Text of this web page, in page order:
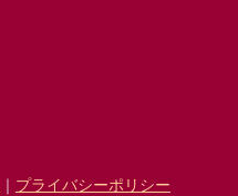
｜ プライバシーポリシー